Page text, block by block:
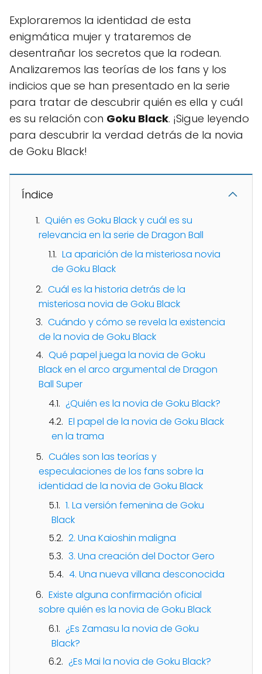
Exploraremos la identidad de esta
enigmática mujer y trataremos de
desentrañar los secretos que la rodean.
Analizaremos las teorías de los fans y los
indicios que se han presentado en la serie
para tratar de descubrir quién es ella y cuál
es su relación con Goku Black. ¡Sigue leyendo
para descubrir la verdad detrás de la novia
de Goku Black!
Índice
Quién es Goku Black y cuál es su
relevancia en la serie de Dragon Ball
La aparición de la misteriosa novia
de Goku Black
Cuál es la historia detrás de la
misteriosa novia de Goku Black
Cuándo y cómo se revela la existencia
de la novia de Goku Black
Qué papel juega la novia de Goku
Black en el arco argumental de Dragon
Ball Super
¿Quién es la novia de Goku Black?
El papel de la novia de Goku Black
en la trama
Cuáles son las teorías y
especulaciones de los fans sobre la
identidad de la novia de Goku Black
1. La versión femenina de Goku
Black
2. Una Kaioshin maligna
3. Una creación del Doctor Gero
4. Una nueva villana desconocida
Existe alguna confirmación oficial
sobre quién es la novia de Goku Black
¿Es Zamasu la novia de Goku
Black?
¿Es Mai la novia de Goku Black?